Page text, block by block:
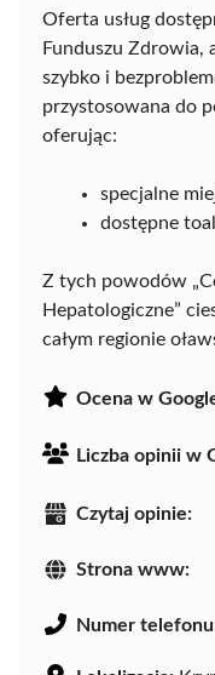
Oferta usług
Funduszu Zdrowia,
szybko i
przystosowana do
oferując:
specjalne
dostępne
Z tych powodów
Hepatologiczne”
całym regionie
Ocena w
Liczba opinii w
Czytaj opinie:
Strona www:
Numer